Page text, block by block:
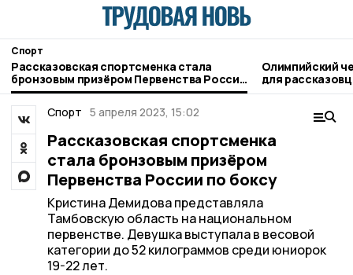
Спорт
Рассказовская спортсменка стала
бронзовым призёром Первенства России
по боксу
Олимпийский
для
Спорт 5 апреля 2023, 15:02
Рассказовская спортсменка
стала бронзовым призёром
Первенства России по боксу
Кристина Демидова представляла
Тамбовскую область на национальном
первенстве. Девушка выступала в весовой
категории до 52 килограммов среди юниорок
19-22 лет.